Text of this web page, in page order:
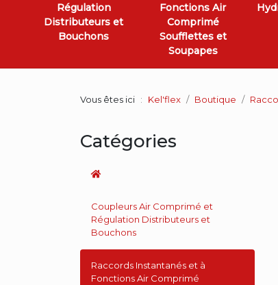
Régulation
Distributeurs et
Bouchons
Fonctions Air
Comprimé
Soufflettes et
Soupapes
Vous êtes ici Kel'flex Boutique
Catégories
Coupleurs Air Comprimé et
Régulation Distributeurs et
Bouchons
Raccords Instantanés et à
Fonctions Air Comprimé